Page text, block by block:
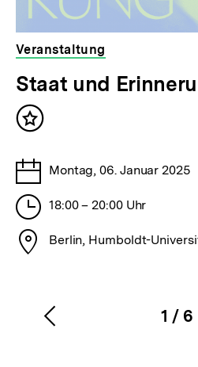
Veranstaltung
veranstaltet
von
der
bpb
Staat und
Inhalt
Tage
Montag, 06. Januar 2025
Stunden
18:00 – 20:00 Uhr
Stadt
Berlin, Humboldt-
1
von
/ 6
Vorherigen